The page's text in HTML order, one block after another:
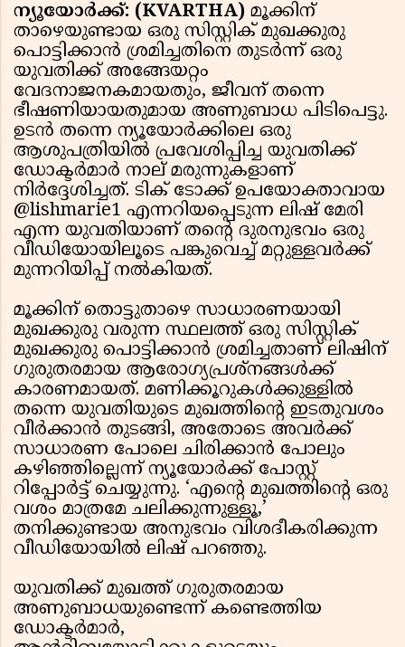
ന്യൂയോർക്ക്: (KVARTHA) മൂക്കിന്
താഴെയുണ്ടായ ഒരു സിസ്റ്റിക് മുഖക്കുരു
പൊട്ടിക്കാൻ ശ്രമിച്ചതിനെ തുടർന്ന് ഒരു
യുവതിക്ക് അങ്ങേയറ്റം
വേദനാജനകമായതും, ജീവന് തന്നെ
ഭീഷണിയായതുമായ അണുബാധ പിടിപെട്ടു.
ഉടൻ തന്നെ ന്യൂയോർക്കിലെ ഒരു
ആശുപത്രിയിൽ പ്രവേശിപ്പിച്ച യുവതിക്ക്
ഡോക്ടർമാർ നാല് മരുന്നുകളാണ്
നിർദ്ദേശിച്ചത്. ടിക് ടോക്ക് ഉപയോക്താവായ
@lishmarie1 എന്നറിയപ്പെടുന്ന ലിഷ് മേരി
എന്ന യുവതിയാണ് തന്റെ ദുരനുഭവം ഒരു
വീഡിയോയിലൂടെ പങ്കുവെച്ച് മറ്റുള്ളവർക്ക്
മുന്നറിയിപ്പ് നൽകിയത്.
മൂക്കിന് തൊട്ടുതാഴെ സാധാരണയായി
മുഖക്കുരു വരുന്ന സ്ഥലത്ത് ഒരു സിസ്റ്റിക്
മുഖക്കുരു പൊട്ടിക്കാൻ ശ്രമിച്ചതാണ് ലിഷിന്
ഗുരുതരമായ ആരോഗ്യപ്രശ്നങ്ങൾക്ക്
കാരണമായത്. മണിക്കൂറുകൾക്കുള്ളിൽ
തന്നെ യുവതിയുടെ മുഖത്തിന്റെ ഇടതുവശം
വീർക്കാൻ തുടങ്ങി, അതോടെ അവർക്ക്
സാധാരണ പോലെ ചിരിക്കാൻ പോലും
കഴിഞ്ഞില്ലെന്ന് ന്യൂയോർക്ക് പോസ്റ്റ്
റിപ്പോർട്ട് ചെയ്യുന്നു. ‘എന്റെ മുഖത്തിന്റെ ഒരു
വശം മാത്രമേ ചലിക്കുന്നുള്ളൂ,’
തനിക്കുണ്ടായ അനുഭവം വിശദീകരിക്കുന്ന
വീഡിയോയിൽ ലിഷ് പറഞ്ഞു.
യുവതിക്ക് മുഖത്ത് ഗുരുതരമായ
അണുബാധയുണ്ടെന്ന് കണ്ടെത്തിയ
ഡോക്ടർമാർ,